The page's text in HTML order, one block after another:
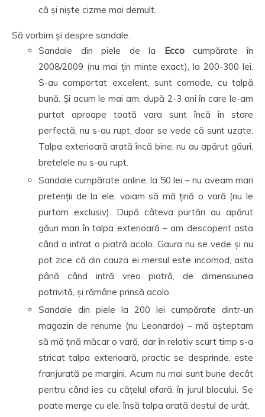
că și niște cizme mai demult.
Să vorbim și despre sandale.
Sandale din piele de la Eccocumpărate în
2008/2009 (nu mai țin minte exact), la 200-300 lei.
S-au comportat excelent, sunt comode, cu talpă
bună. Și acum le mai am, după 2-3 ani în care le-am
purtat aproape toată vara sunt încă în stare
perfectă, nu s-au rupt, doar se vede că sunt uzate.
Talpa exterioară arată încă bine, nu au apărut găuri,
bretelele nu s-au rupt.
Sandale cumpărate online, la 50 lei – nu aveam mari
pretenții de la ele, voiam să mă țină o vară (nu le
purtam exclusiv). După câteva purtări au apărut
găuri mari în talpa exterioară – am descoperit asta
când a intrat o piatră acolo. Gaura nu se vede și nu
pot zice că din cauza ei mersul este incomod, asta
până când intră vreo piatră, de dimensiunea
potrivită, și rămâne prinsă acolo.
Sandale din piele la 200 lei cumpărate dintr-un
magazin de renume (nu Leonardo) – mă așteptam
să mă țină măcar o vară, dar în relativ scurt timp s-a
stricat talpa exterioară, practic se desprinde, este
franjurată pe margini. Acum nu mai sunt bune decât
pentru când ies cu cățelul afară, în jurul blocului. Se
poate merge cu ele, însă talpa arată destul de urât.